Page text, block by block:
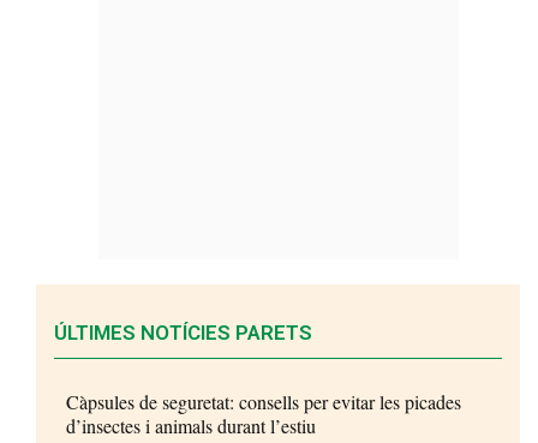
ÚLTIMES NOTÍCIES PARETS
Càpsules de seguretat: consells per evitar les picades
d’insectes i animals durant l’estiu